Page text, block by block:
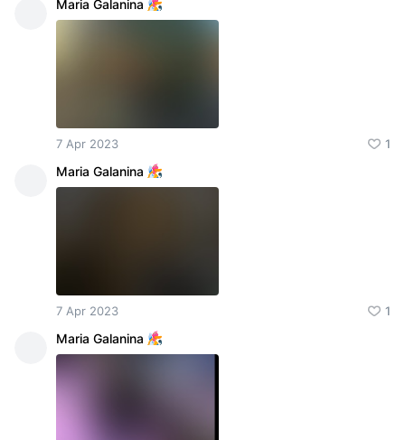
Maria Galanina
7 Apr 2023 1
Maria Galanina
7 Apr 2023 1
Maria Galanina